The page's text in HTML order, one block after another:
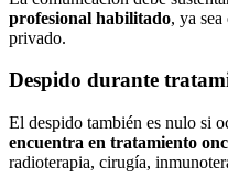
profesional habilitado, ya
privado.
Despido durante
El despido también es nulo si
encuentra en tratamiento
radioterapia, cirugía,